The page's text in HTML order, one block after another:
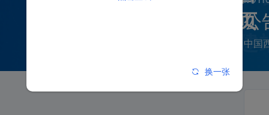
页
公
中国
换一张